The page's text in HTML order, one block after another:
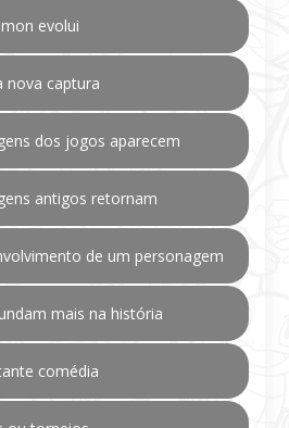
evolui
nova captura
dos jogos aparecem
antigos retornam
de um personagem
mais na história
comédia